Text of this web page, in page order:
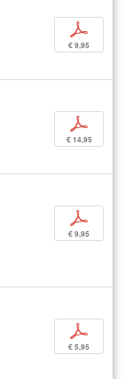
p
€ 9,95
p
€ 14,95
p
€ 9,95
p
€ 5,95